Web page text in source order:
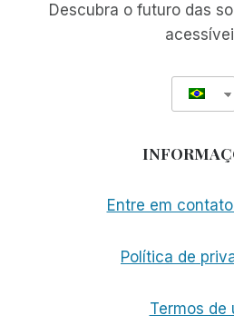
Descubra o futuro das
Entre em
Política de
Termos de